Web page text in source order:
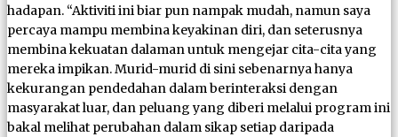
hadapan. “Aktiviti ini biar pun nampak mudah, namun saya
percaya mampu membina keyakinan diri, dan seterusnya
membina kekuatan dalaman untuk mengejar cita-cita yang
mereka impikan. Murid-murid di sini sebenarnya hanya
kekurangan pendedahan dalam berinteraksi dengan
masyarakat luar, dan peluang yang diberi melalui program ini
bakal melihat perubahan dalam sikap setiap daripada